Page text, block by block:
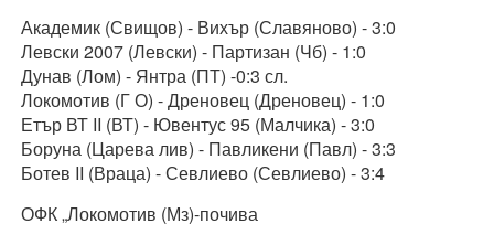
Академик (Свищов) - Вихър (Славяново) - 3:0
Левски 2007 (Левски) - Партизан (Чб) - 1:0
Дунав (Лом) - Янтра (ПТ) -0:3 сл.
Локомотив (Г О) - Дреновец (Дреновец) - 1:0
Етър ВТ II (ВТ) - Ювентус 95 (Малчика) - 3:0
Боруна (Царева лив) - Павликени (Павл) - 3:3
Ботев II (Враца) - Севлиево (Севлиево) - 3:4
ОФК „Локомотив (Мз)-почива